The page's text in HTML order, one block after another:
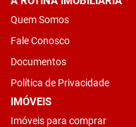
Quem Somos
Fale Conosco
Documentos
Política de Privacidade
IMÓVEIS
Imóveis para comprar